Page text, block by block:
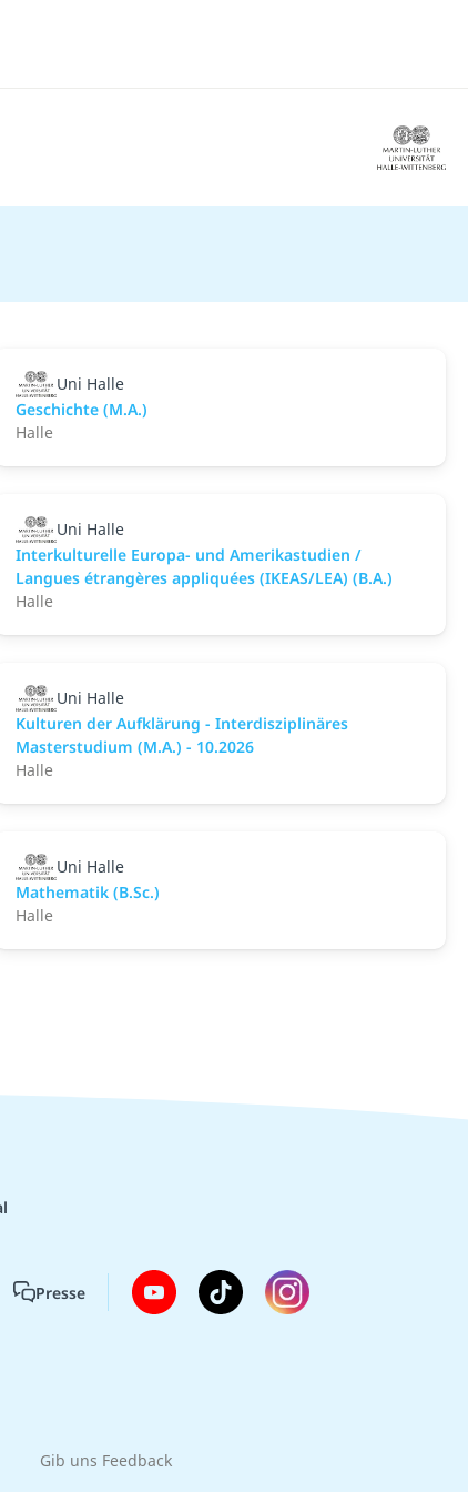
Uni Halle
Geschichte (M.A.)
Halle
Uni Halle
Interkulturelle Europa- und Amerikastudien /
Langues étrangères appliquées (IKEAS/LEA) (B.A.)
Halle
Uni Halle
Kulturen der Aufklärung - Interdisziplinäres
Masterstudium (M.A.) - 10.2026
Halle
Uni Halle
Mathematik (B.Sc.)
Halle
Presse
Gib uns Feedback